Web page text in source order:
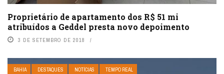
Proprietário de apartamento dos R$ 51 mi
atribuídos a Geddel presta novo depoimento
3 DE SETEMBRO DE 2018
BAHIA DESTAQUES NOTÍCIAS TEMPO REAL